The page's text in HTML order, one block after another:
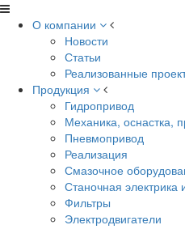
О компании
Новости
Статьи
Реализованные
Продукция
Гидропривод
Механика, оснастка,
Пневмопривод
Реализация
Смазочное
Станочная электрика
Фильтры
Электродвигатели